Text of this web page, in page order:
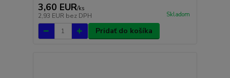
3,60 EUR/ks
2,93 EUR bez DPH Skladom
Pridať do košíka